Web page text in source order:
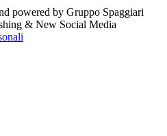
powered by Gruppo Spaggiari
& New Social Media